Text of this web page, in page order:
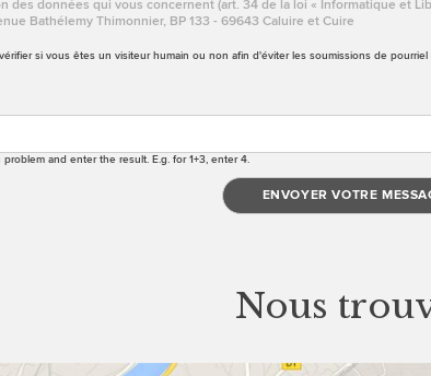
des données qui vous concernent (art. 34 de la loi « Informatique et
Bathélemy Thimonnier, BP 133 - 69643 Caluire et Cuire
si vous êtes un visiteur humain ou non afin d'éviter les soumissions de pourriel
and enter the result. E.g. for 1+3, enter 4.
Nous